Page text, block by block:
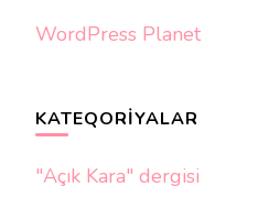
WordPress Planet
KATEQORIYALAR
"Açık Kara" dergisi